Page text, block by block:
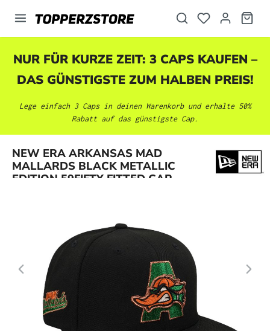
springen
NUR FÜR KURZE ZEIT: 3 CAPS KAUFEN –
DAS GÜNSTIGSTE ZUM HALBEN PREIS!
Lege einfach 3 Caps in deinen Warenkorb und erhalte 50%
Rabatt auf das günstigste Cap.
NEW ERA ARKANSAS MAD
MALLARDS BLACK METALLIC
EDITION 59FIFTY FITTED CAP